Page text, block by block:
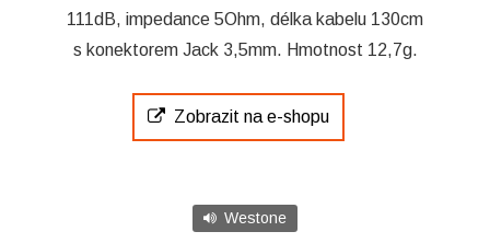
111dB, impedance 5Ohm, délka kabelu 130cm
s konektorem Jack 3,5mm. Hmotnost 12,7g.
Zobrazit na e-shopu
Westone